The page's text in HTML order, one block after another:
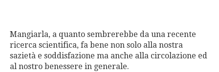
Mangiarla, a quanto sembrerebbe da una recente
ricerca scientifica, fa bene non solo alla nostra
sazietà e soddisfazione ma anche alla circolazione ed
al nostro benessere in generale.